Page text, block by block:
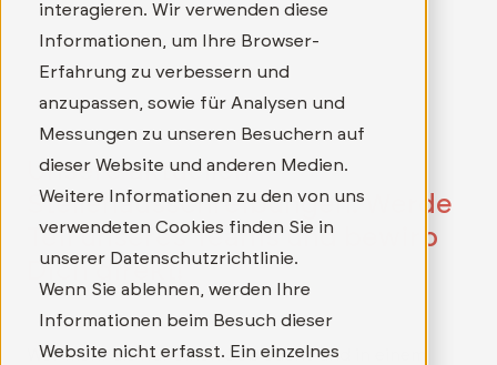
interagieren. Wir verwenden diese
Informationen, um Ihre Browser-
Erfahrung zu verbessern und
anzupassen, sowie für Analysen und
Messungen zu unseren Besuchern auf
dieser Website und anderen Medien.
Weitere Informationen zu den von uns
verwendeten Cookies finden Sie in
unserer Datenschutzrichtlinie.
Wenn Sie ablehnen, werden Ihre
Informationen beim Besuch dieser
Website nicht erfasst. Ein einzelnes
Unsere aktuellen
Stellenausschreibungen: Werde
Teil unseres Teams und bewirb
Dich direkt!
Wer mehr als nur einen Job sucht und in einem